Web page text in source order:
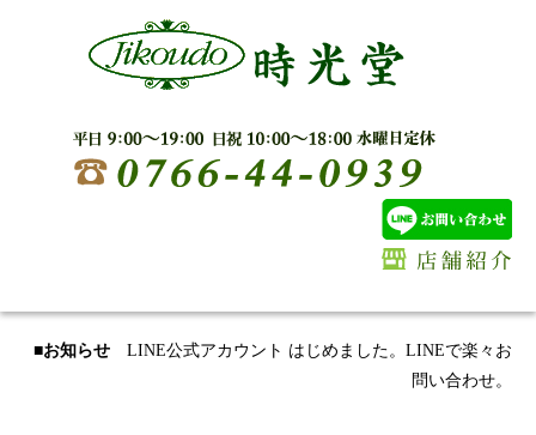
■お知らせ LINE公式アカウント はじめました。LINEで楽々お
問い合わせ。